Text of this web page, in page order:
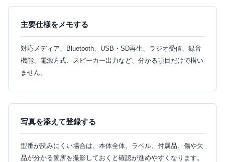
主要仕様をメモする
対応メディア、Bluetooth、USB・SD再生、ラジオ受信、録音
機能、電源方式、スピーカー出力など、分かる項目だけで構い
ません。
写真を添えて登録する
型番が読みにくい場合は、本体全体、ラベル、付属品、傷や欠
品が分かる箇所を撮影しておくと確認が進めやすくなります。